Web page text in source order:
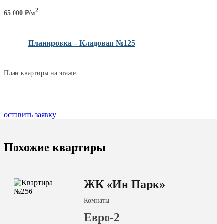
65 000 ₽/м2
Планировка – Кладовая №125
План квартиры на этаже
оставить заявку
Похожие квартиры
ЖК «Ин Парк»
Комнаты
Евро-2